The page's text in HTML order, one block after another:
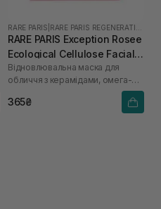
RARE PARIS
RARE PARIS Exception Rosee
Ecological Cellulose Facial
Mask 1 шт* 23 мл
Відновлювальна маска для
обличчя з керамідами, омега-3 і
365₴